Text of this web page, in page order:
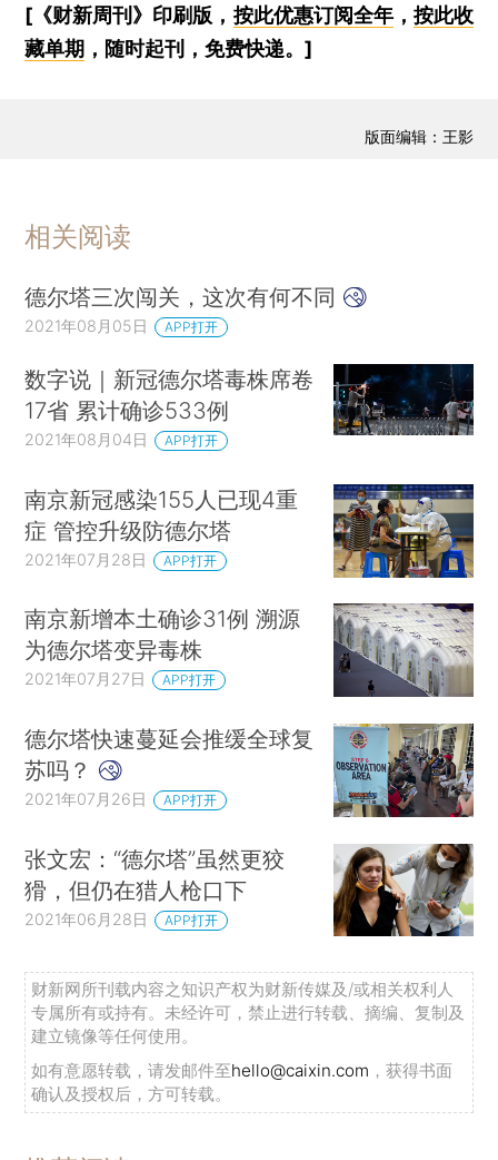
[《财新周刊》印刷版， 按此优惠订阅全年， 按此收
藏单期 ，随时起刊，免费快递。]
版面编辑：王影
相关阅读
德尔塔三次闯关，这次有何不同
2021年08月05日 APP打开
数字说｜新冠德尔塔毒株席卷
17省 累计确诊533例
2021年08月04日 APP打开
南京新冠感染155人已现4重
症 管控升级防德尔塔
2021年07月28日 APP打开
南京新增本土确诊31例 溯源
为德尔塔变异毒株
2021年07月27日 APP打开
德尔塔快速蔓延会推缓全球复
苏吗？
2021年07月26日 APP打开
张文宏：“德尔塔”虽然更狡
猾，但仍在猎人枪口下
2021年06月28日 APP打开
财新网所刊载内容之知识产权为财新传媒及/或相关权利人
专属所有或持有。未经许可，禁止进行转载、摘编、复制及
建立镜像等任何使用。
如有意愿转载，请发邮件至hello@caixin.com ，获得书面
确认及授权后，方可转载。